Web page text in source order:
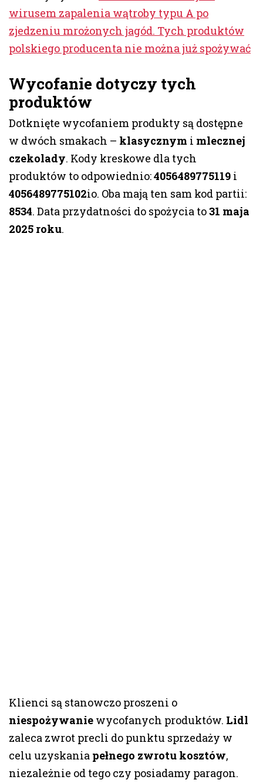
wirusem zapalenia wątroby typu A po
zjedzeniu mrożonych jagód. Tych produktów
polskiego producenta nie można już spożywać
Wycofanie dotyczy tych
produktów
Dotknięte wycofaniem produkty są dostępne
w dwóch smakach – klasycznym i mlecznej
czekolady. Kody kreskowe dla tych
produktów to odpowiednio:4056489775119 i
4056489775102io. Oba mają ten sam kod partii:
8534. Data przydatności do spożycia to31 maja
2025 roku.
Klienci są stanowczo proszeni o
niespożywanie wycofanych produktów. Lidl
zaleca zwrot precli do punktu sprzedaży w
celu uzyskania pełnego zwrotu kosztów,
niezależnie od tego czy posiadamy paragon.